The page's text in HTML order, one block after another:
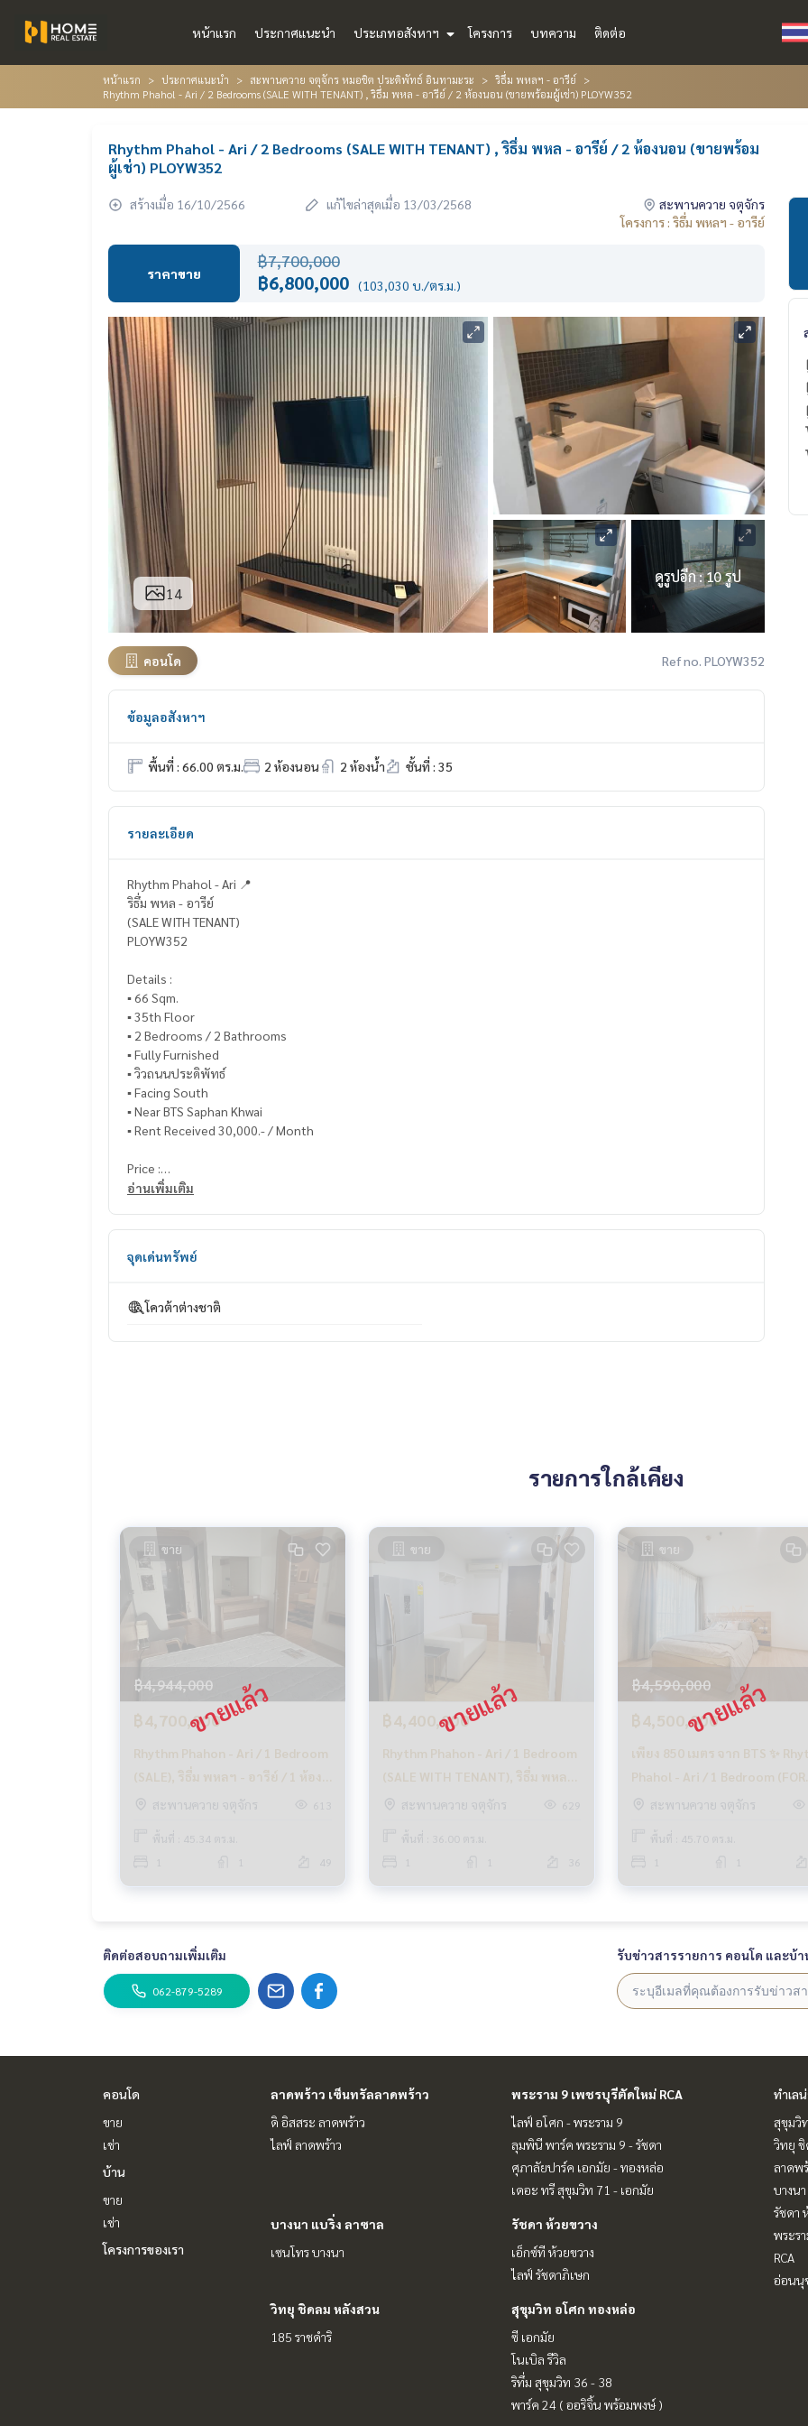
หน้าแรก ประกาศแนะนำ ประเภทอสังหาฯ โครงการ บทความ ติดต่อ
หน้าแรก ประกาศแนะนำ สะพานควาย จตุจักร หมอชิต ประดิพัทธ์ อินทามะระ
ริธึ่ม พหลฯ - อารีย์
Rhythm Phahol - Ari / 2 Bedrooms (SALE WITH TENANT) , ริธึ่ม พหล - อารีย์ / 2 ห้องนอน (ขายพร้อมผู้เช่า) PLOYW352
Rhythm Phahol - Ari / 2 Bedrooms (SALE WITH TENANT) , ริธึ่ม พหล - อารีย์ / 2 ห้องนอน (ขายพร้อม
ผู้เช่า) PLOYW352
สร้างเมื่อ 16/10/2566 แก้ไขล่าสุดเมื่อ 13/03/2568
สะพานควาย จตุจักร
โครงการ : ริธึ่ม พหลฯ - อารีย์
ราคาขาย
฿7,700,000
฿6,800,000 (103,030 บ./ตร.ม.)
14
ดูรูปอีก : 10 รูป
คอนโด Ref no. PLOYW352
ข้อมูลอสังหาฯ
พื้นที่ : 66.00 ตร.ม. 2 ห้องนอน 2 ห้องน้ำ ชั้นที่ : 35
รายละเอียด
Rhythm Phahol - Ari 📍
ริธึ่ม พหล - อารีย์
(SALE WITH TENANT)
PLOYW352
Details :
▪️ 66 Sqm.
▪️ 35th Floor
▪️ 2 Bedrooms / 2 Bathrooms
▪️ Fully Furnished
▪️ วิวถนนประดิพัทธ์
▪️ Facing South
▪️ Near BTS Saphan Khwai
▪️ Rent Received 30,000.- / Month
Price :
จากราคา 7.7 ล้านบาท ลดเหลือเพียง
HOME - REAL ESTATE SERVICES
Tel :062-879-5289
ที่จะช่วยให้การซื้อขาย ลงตัว เรียบร้อย ราบรื่น
ด้วยทีมงานและประสบการณ์กว่า 1,000 + เคส
✨ เราดูแลเรื่องสินเชื่อ ให้ ’ผู้ซื้อ’
พร้อมดอกเบี้ยพิเศษ เฉพาะลูกค้า HOME เท่านั้น
✨ เรารู้ใจคุณมากกว่าที่คุณเคยรู้
ให้คำแนะนำเชิงลึกโดยผู้เชี่ยวชาญในพื้นที่
✨ เราดูแลรับ ‘ฝากขาย’ ไม่มีค่าใช้จ่าย
ดูแลโดยผู้เชี่ยวชาญประจำพื้นที่
ช่วยวางแผน ให้ข้อมูล รักษาผลประโยชน์
ดูแลตั้งแต่ต้นจนจบกระบวนการขาย
หากต้องการเงินด่วน บริษัทพร้อมรับซื้อทันที!
Follow Us On :
IG : homerealestateservices
Tiktok : homerealestateservices
Youtube : HOME Real Estate Services
#รับฝากขายคอนโด #รับฝากขายที่ดิน
อ่านเพิ่มเติม
จุดเด่นทรัพย์
โควต้าต่างชาติ
รายการใกล้เคียง
ขาย
฿4,944,000
฿4,700,000
Rhythm Phahon - Ari / 1 Bedroom
(SALE), ริธึ่ม พหลฯ - อารีย์ / 1 ห้อง
นอน (ขาย) PLOYW401
สะพานควาย จตุจักร 613
พื้นที่ : 45.34 ตร.ม.
49
ขาย
฿4,400,000
Rhythm Phahon - Ari / 1 Bedroom
(SALE WITH TENANT), ริธึ่ม พหลฯ
- อารีย์ / 1 ห้องนอน (ขายพร้อมผู้
สะพานควาย จตุจักร 629
พื้นที่ : 36.00 ตร.ม.
36
ขาย
฿4,590,000
฿4,500,000
เพียง 850 เมตร จาก BTS ✨
Phahol - Ari / 1 Bedroom (FOR
SALE) , ริธึ่ม พหล - อารีย์ / 1 ห้อ
สะพานควาย จตุจักร
พื้นที่ : 45.70 ตร.ม.
ติดต่อสอบถามเพิ่มเติม
062-879-5289
รับข่าวสารรายการ คอนโด และบ้า
คอนโด
ขาย
เช่า
บ้าน
ขาย
เช่า
โครงการของเรา
ลาดพร้าว เซ็นทรัลลาดพร้าว
ดิ อิสสระ ลาดพร้าว
ไลฟ์ ลาดพร้าว
พระราม 9 เพชรบุรีตัดใหม่ RCA
ไลฟ์ อโศก - พระราม 9
ลุมพินี พาร์ค พระราม 9 - รัชดา
ศุภาลัยปาร์ค เอกมัย - ทองหล่อ
เดอะ ทรี สุขุมวิท 71 - เอกมัย
บางนา แบริ่ง ลาซาล
เซนโทร บางนา
รัชดา ห้วยขวาง
เอ็กซ์ที ห้วยขวาง
ไลฟ์ รัชดาภิเษก
วิทยุ ชิดลม หลังสวน
185 ราชดำริ
สุขุมวิท อโศก ทองหล่อ
ซี เอกมัย
โนเบิล รีวิล
ริทึ่ม สุขุมวิท 36 - 38
พาร์ค 24 ( ออริจิ้น พร้อมพงษ์ )
ทำเล
สุขุมวิ
วิทยุ
ลาดพ
บางน
รัชดา
พระร
RCA
อ่อนนุ